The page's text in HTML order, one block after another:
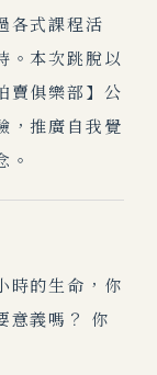
各式課程活
。本次跳脫以
賣俱樂部】公
，推廣自我覺
。
時的生命，你
意義嗎？ 你